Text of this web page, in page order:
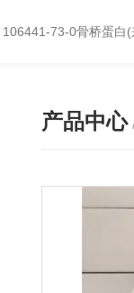
106441-73-0骨桥蛋白
产品中心